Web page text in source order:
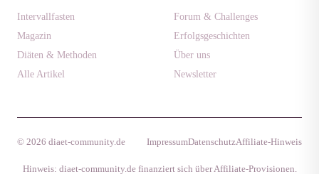
Intervallfasten
Magazin
Diäten & Methoden
Alle Artikel
Forum & Challenges
Erfolgsgeschichten
Über uns
Newsletter
© 2026 diaet-community.de ImpressumDatenschutzAffiliate-Hinweis
Hinweis: diaet-community.de finanziert sich über Affiliate-Provisionen.